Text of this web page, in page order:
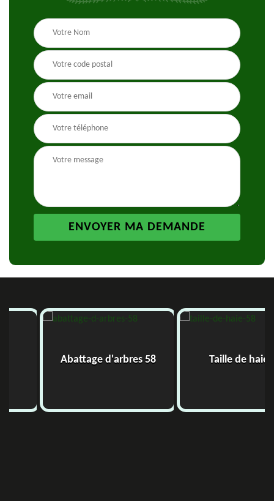
Abattage d'arbres 58 Taille de haie